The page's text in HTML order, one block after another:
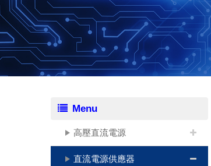
Menu
高壓直流電源
直流電源供應器